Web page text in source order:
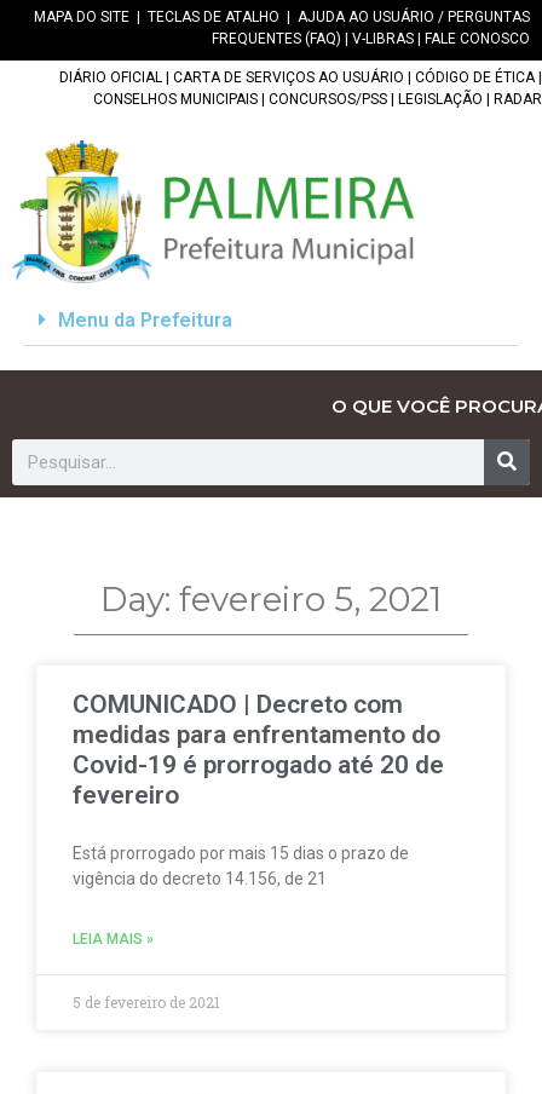
MAPA DO SITE TECLAS DE ATALHO
AJUDA AO USUÁRIO / PERGUNTAS
FREQUENTES (FAQ)
V-LIBRAS FALE CONOSCO
DIÁRIO OFICIAL CARTA DE SERVIÇOS AO USUÁRIO CÓDIGO DE ÉTICA|
CONSELHOS MUNICIPAIS
CONCURSOS/PSS LEGISLAÇÃO RADAR
Menu da Prefeitura
O QUE VOCÊ
Day: fevereiro 5, 2021
COMUNICADO | Decreto com
medidas para enfrentamento do
Covid-19 é prorrogado até 20 de
fevereiro
Está prorrogado por mais 15 dias o prazo de
vigência do decreto 14.156, de 21
LEIA MAIS »
5 de fevereiro de 2021